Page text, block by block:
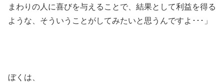
まわりの人に喜びを与えることで、結果として利益を得る
ような、そういうことがしてみたいと思うんですよ･･･」
ぼくは、